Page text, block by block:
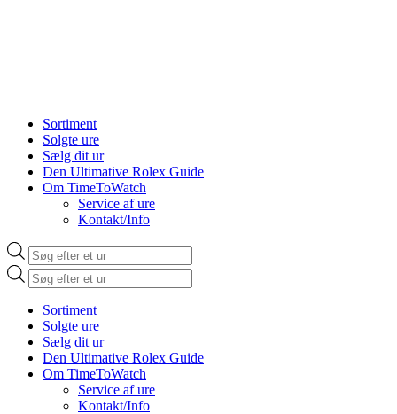
Sortiment
Solgte ure
Sælg dit ur
Den Ultimative Rolex Guide
Om TimeToWatch
Service af ure
Kontakt/Info
Products
search
Products
search
Sortiment
Solgte ure
Sælg dit ur
Den Ultimative Rolex Guide
Om TimeToWatch
Service af ure
Kontakt/Info